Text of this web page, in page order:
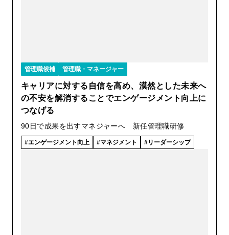
管理職候補 管理職・マネージャー
キャリアに対する自信を高め、漠然とした未来へ
の不安を解消することでエンゲージメント向上に
つなげる
90日で成果を出すマネジャーへ 新任管理職研修
エンゲージメント向上 マネジメント リーダーシップ